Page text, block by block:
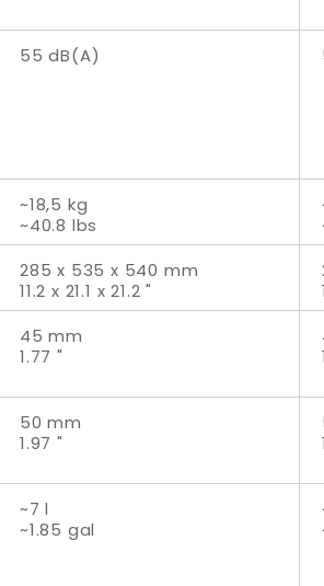
55 dB(A)
~18,5 kg
~40.8 lbs
285 x 535 x 540 mm
11.2 x 21.1 x 21.2 "
45 mm
1.77 "
50 mm
1.97 "
~7 l
~1.85 gal